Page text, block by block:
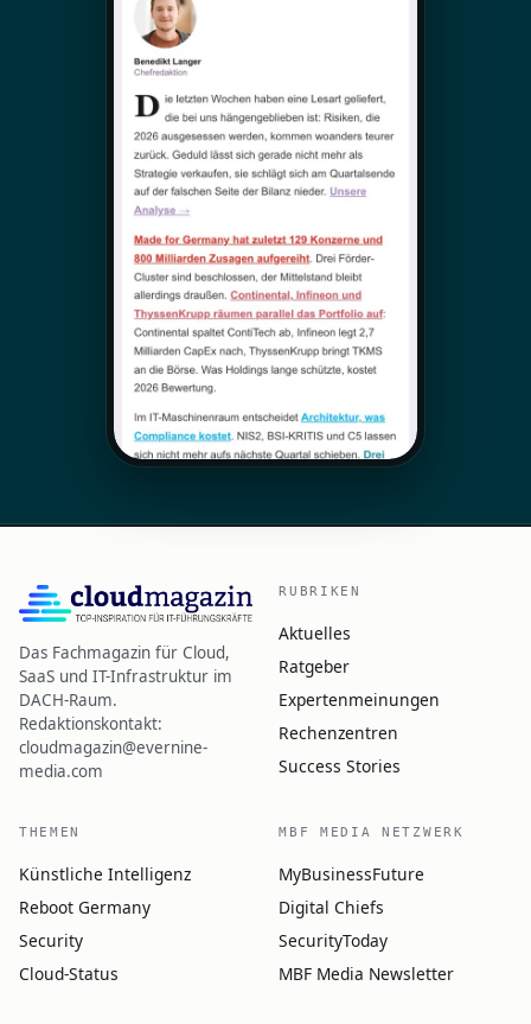
Das Fachmagazin für Cloud,
SaaS und IT-Infrastruktur im
DACH-Raum.
Redaktionskontakt:
cloudmagazin@evernine-
media.com
RUBRIKEN
Aktuelles
Ratgeber
Expertenmeinungen
Rechenzentren
Success Stories
THEMEN
Künstliche Intelligenz
Reboot Germany
Security
Cloud-Status
MBF MEDIA NETZWERK
MyBusinessFuture
Digital Chiefs
SecurityToday
MBF Media Newsletter